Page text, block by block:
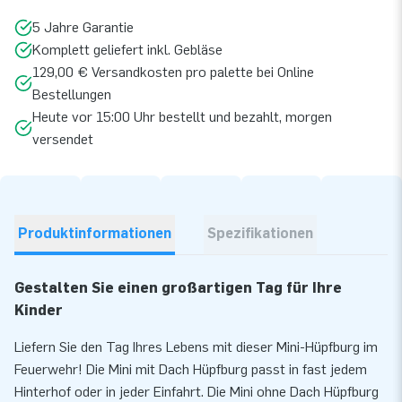
5 Jahre Garantie
Komplett geliefert inkl. Gebläse
129,00 € Versandkosten pro palette bei Online
Bestellungen
Heute vor 15:00 Uhr bestellt und bezahlt, morgen
versendet
Produktinformationen Spezifikationen
Gestalten Sie einen großartigen Tag für Ihre
Kinder
Liefern Sie den Tag Ihres Lebens mit dieser Mini-Hüpfburg im
Feuerwehr! Die Mini mit Dach Hüpfburg passt in fast jedem
Hinterhof oder in jeder Einfahrt. Die Mini ohne Dach Hüpfburg